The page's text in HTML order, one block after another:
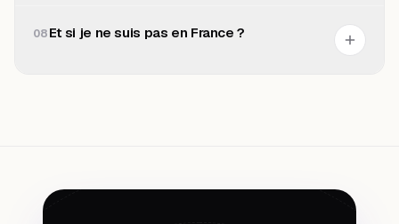
08Et si je ne suis pas en France ?